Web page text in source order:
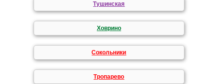
Тушинская
Ховрино
Сокольники
Тропарево